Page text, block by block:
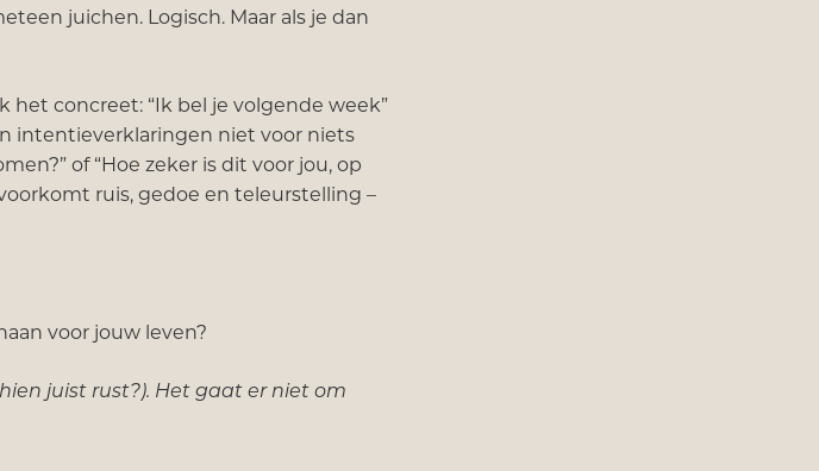
juichen. Logisch. Maar als je dan
het concreet: “Ik bel je volgende week”
intentieverklaringen niet voor niets
of “Hoe zeker is dit voor jou, op
ruis, gedoe en teleurstelling –
voor jouw leven?
juist rust?). Het gaat er niet om